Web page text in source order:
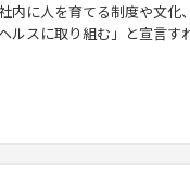
内に人を育てる制度や文化
ルスに取り組む」と宣言す